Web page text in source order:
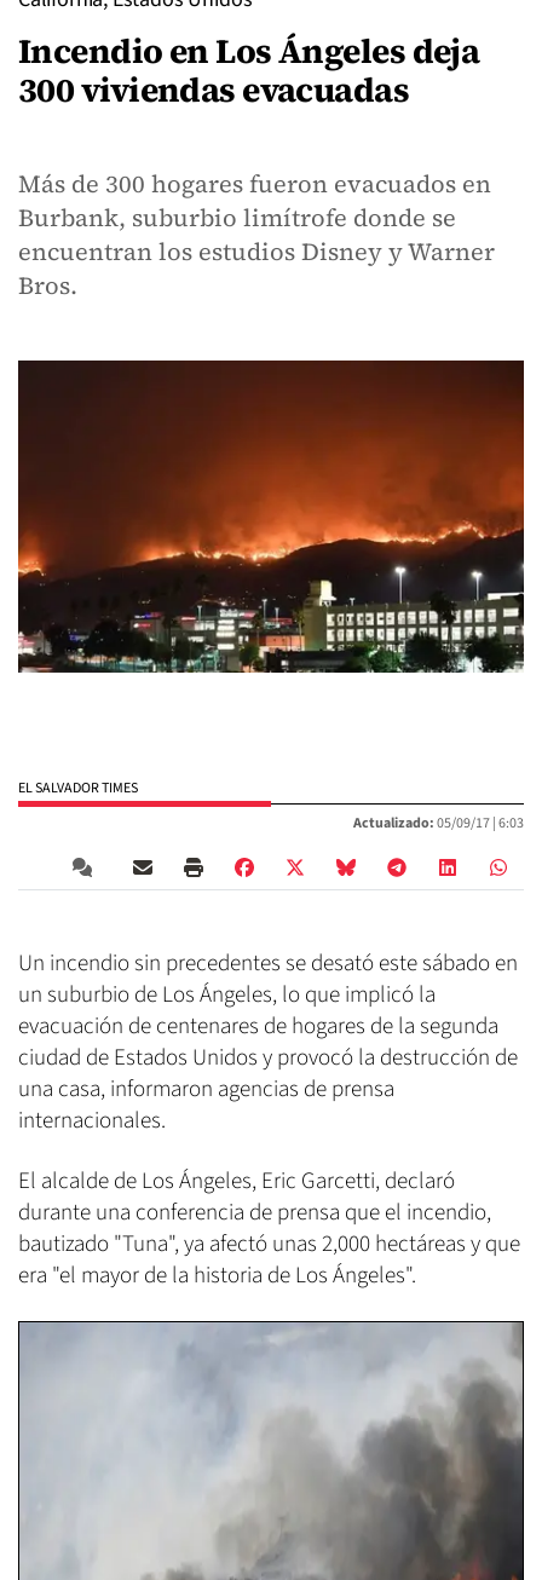
Incendio en Los Ángeles deja
300 viviendas evacuadas
Más de 300 hogares fueron evacuados en
Burbank, suburbio limítrofe donde se
encuentran los estudios Disney y Warner
Bros.
EL SALVADOR TIMES
Actualizado:05/09/17 |6:03
Un incendio sin precedentes se desató este sábado en
un suburbio de Los Ángeles, lo que implicó la
evacuación de centenares de hogares de la segunda
ciudad de Estados Unidos y provocó la destrucción de
una casa, informaron agencias de prensa
internacionales.
El alcalde de Los Ángeles, Eric Garcetti, declaró
durante una conferencia de prensa que el incendio,
bautizado "Tuna", ya afectó unas 2,000 hectáreas y que
era "el mayor de la historia de Los Ángeles".